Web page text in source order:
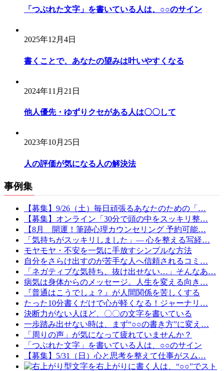
「つぶれた文字」を書いている人は、○○のサイン
2025年12月4日
書くことで、あなたの望みは叶いやすくなる
2024年11月21日
他人優先・ゆずりクセがある人は〇〇して
2023年10月25日
人の評価が気になる人の解決法
事例集
【募集】9/26（土）毎日頑張るあなたのための「…
【募集】オンライン「30分で頭の中をスッキリ整…
【8月 開運！筆跡心理カウンセリング 予約可能…
「気持ちがスッキリしました」— 心を整える写経…
モヤモヤ・不安を一気に手放すシンプルな方法
自分をさらけ出すのが苦手な人へ信頼されるコミ…
「ネガティブな気持ち、抜け出せない…」そんなあ…
病気は身体からのメッセージ。人生を変える向き…
『普通はこうでしょ？』が人間関係を苦しくする
たった10分書くだけで心が軽くなる！ジャーナリ…
決断力がない人ほど、〇〇の文字を書いている
一歩踏み出せない時は、まず“○○の書き方”に変え…
「周りの声」が気になって疲れていませんか？
「つぶれた文字」を書いている人は、○○のサイン
【募集】5/31（日）心と思考を整えて仕事がスム…
文字を右上がりに書く人は、“○○”でスト